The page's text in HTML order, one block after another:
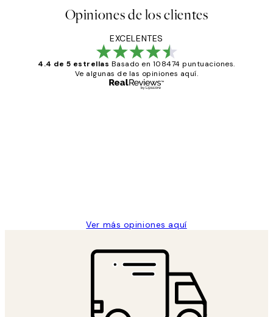
Opiniones de los clientes
EXCELENTES
4.4 de 5 estrellas Basado en 108474 puntuaciones.
Ve algunas de las opiniones aquí.
Ver más opiniones aquí